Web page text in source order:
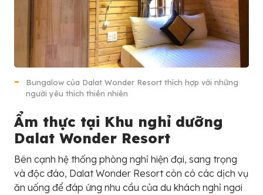
Bungalow của Dalat Wonder Resort thích hợp với những
người yêu thích thiên nhiên
Ẩm thực tại Khu nghỉ dưỡng
Dalat Wonder Resort
Bên cạnh hệ thống phòng nghỉ hiện đại, sang trọng
và độc đáo, Dalat Wonder Resort còn có các dịch vụ
ăn uống để đáp ứng nhu cầu của du khách nghỉ ngơi